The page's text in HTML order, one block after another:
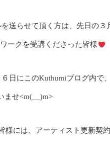
送らせて頂く方は、先日の３
ークを受講くださった皆様
日にこのKuthumiブログ内で
ませ<m(__)m>
には、アーティスト更新契